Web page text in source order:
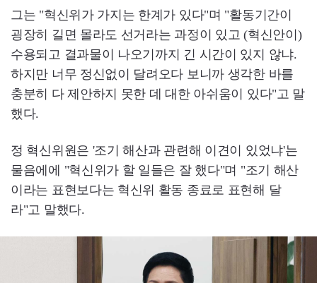
그는 "혁신위가 가지는 한계가 있다"며 "활동기간이
굉장히 길면 몰라도 선거라는 과정이 있고 (혁신안이)
수용되고 결과물이 나오기까지 긴 시간이 있지 않냐.
하지만 너무 정신없이 달려오다 보니까 생각한 바를
충분히 다 제안하지 못한 데 대한 아쉬움이 있다"고 말
했다.
정 혁신위원은 '조기 해산과 관련해 이견이 있었냐'는
물음에에 "혁신위가 할 일들은 잘 했다"며 "조기 해산
이라는 표현보다는 혁신위 활동 종료로 표현해 달
라"고 말했다.